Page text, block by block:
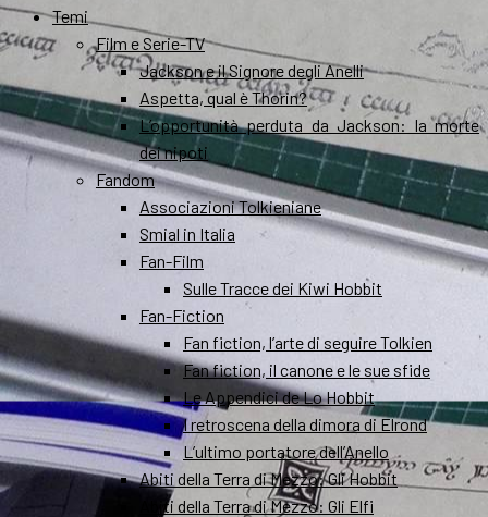
Temi
Film e Serie-TV
Jackson e il Signore degli Anelli
Aspetta, qual è Thorin?
L’opportunità perduta da Jackson: la morte
dei nipoti
Fandom
Associazioni Tolkieniane
Smial in Italia
Fan-Film
Sulle Tracce dei Kiwi Hobbit
Fan-Fiction
Fan fiction, l’arte di seguire Tolkien
Fan fiction, il canone e le sue sfide
Le Appendici de Lo Hobbit
I retroscena della dimora di Elrond
L’ultimo portatore dell’Anello
Abiti della Terra di Mezzo: Gli Hobbit
Abiti della Terra di Mezzo: Gli Elfi